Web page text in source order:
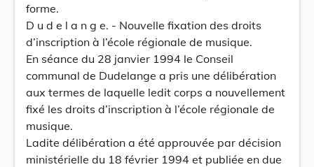
forme.
D u d e l a n g e. - Nouvelle fixation des droits
d’inscription à l’école régionale de musique.
En séance du 28 janvier 1994 le Conseil
communal de Dudelange a pris une délibération
aux termes de laquelle ledit corps a nouvellement
fixé les droits d’inscription à l’école régionale de
musique.
Ladite délibération a été approuvée par décision
ministérielle du 18 février 1994 et publiée en due